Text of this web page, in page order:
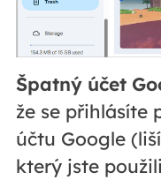
Špatný účet
že se přihlásíte
účtu Google
který jste